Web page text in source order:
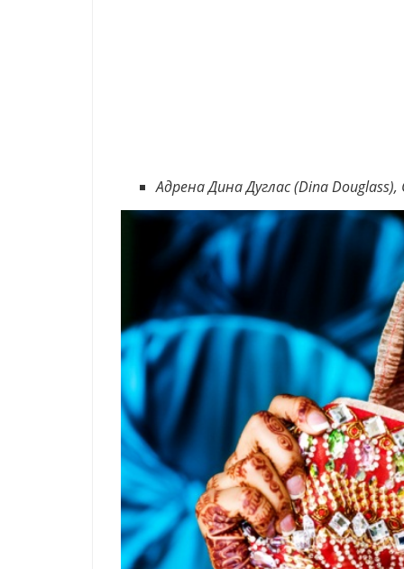
Адрена Дина Дуглас (Dina